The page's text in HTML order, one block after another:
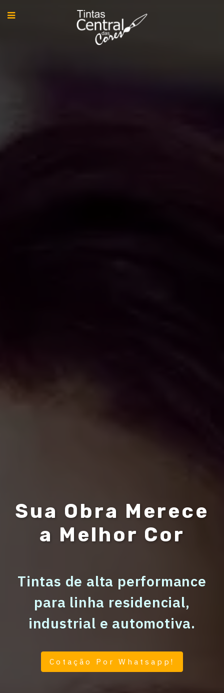
Sua Obra Merece
a Melhor Cor
Tintas de alta performance
para linha residencial,
industrial e automotiva.
Cotação Por Whatsapp!